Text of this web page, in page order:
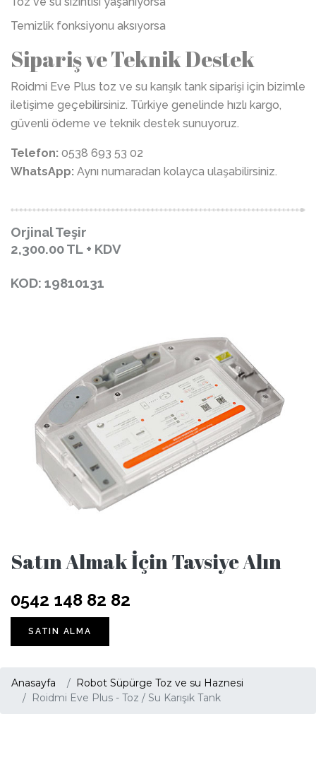
Temizlik fonksiyonu aksıyorsa
Sipariş ve Teknik Destek
Roidmi Eve Plus toz ve su karışık tank siparişi için bizimle
iletişime geçebilirsiniz. Türkiye genelinde hızlı kargo,
güvenli ödeme ve teknik destek sunuyoruz.
Telefon: 0538 693 53 02
WhatsApp: Aynı numaradan kolayca ulaşabilirsiniz.
Orjinal Teşir
2,300.00TL + KDV
KOD: 19810131
Satın Almak İçin Tavsiye Alın
0542 148 82 82
SATIN ALMA
Anasayfa
Robot Süpürge Toz ve su Haznesi
Roidmi Eve Plus - Toz / Su Karışık Tank